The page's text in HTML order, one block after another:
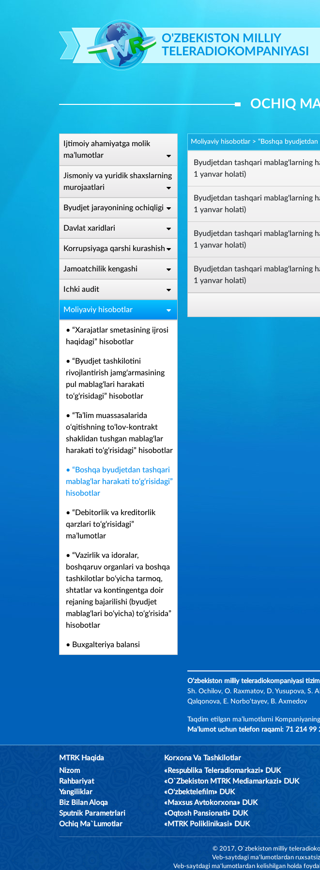
O'ZBEKISTON MILLIY
TELERADIOKOMPANIYASI
OCHIQ
Ijtimoiy ahamiyatga molik
ma’lumotlar
Jismoniy va yuridik shaxslarning
murojaatlari
Byudjet jarayonining ochiqligi
Davlat xaridlari
Korrupsiyaga qarshi kurashish
Jamoatchilik kengashi
Ichki audit
Moliyaviy hisobotlar
• “Xarajatlar smetasining ijrosi
haqidagi” hisobotlar
• “Byudjet tashkilotini
rivojlantirish jamg‘armasining
pul mablag‘lari harakati
to‘g‘risidagi” hisobotlar
• “Ta’lim muassasalarida
o‘qitishning to‘lov-kontrakt
shaklidan tushgan mablag‘lar
harakati to‘g‘risidagi” hisobotlar
• “Boshqa byudjetdan tashqari
mablag‘lar harakati to‘g‘risidagi”
hisobotlar
• “Debitorlik va kreditorlik
qarzlari to‘g‘risidagi”
ma’lumotlar
• “Vazirlik va idoralar,
boshqaruv organlari va boshqa
tashkilotlar bo‘yicha tarmoq,
shtatlar va kontingentga doir
rejaning bajarilishi (byudjet
mablag‘lari bo‘yicha) to‘g‘risida”
hisobotlar
• Buxgalteriya balansi
Moliyaviy hisobotlar > “Boshqa byudjetdan
Byudjetdan tashqari mablag'larning
1 yanvar holati)
Byudjetdan tashqari mablag'larning
1 yanvar holati)
Byudjetdan tashqari mablag'larning
1 yanvar holati)
Byudjetdan tashqari mablag'larning
1 yanvar holati)
O‘zbekiston milliy teleradiokompaniyasi
Sh. Ochilov, O. Raxmatov, D. Yusupova, S.
Qalqonova, E. Norbo‘tayev, B. Axmedov
Taqdim etilgan ma’lumotlarni
Ma’lumot uchun telefon raqami: 71 214 99
MTRK Haqida
Nizom
Rahbariyat
Yangiliklar
Biz Bilan Aloqa
Sputnik Parametrlari
Ochiq Ma`lumotlar
Korxona Va Tashkilotlar
«Respublika Teleradiomarkazi» DUK
«O`zbekiston MTRK Mediamarkazi» DUK
«O'zbektelefilm» DUK
«Maxsus Avtokorxona» DUK
«Oqtosh Pansionati» DUK
«MTRK Poliklinikasi» DUK
© 2017, O`zbekiston milliy
Veb-saytdagi ma'lumotlardan
Veb-saytdagi ma'lumotlardan kelishilgan holda